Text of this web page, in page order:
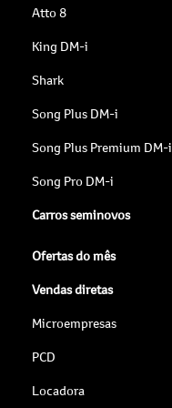
Atto 8
King DM-i
Shark
Song Plus DM-i
Song Plus Premium DM-i
Song Pro DM-i
Carros seminovos
Ofertas do mês
Vendas diretas
Microempresas
PCD
Locadora